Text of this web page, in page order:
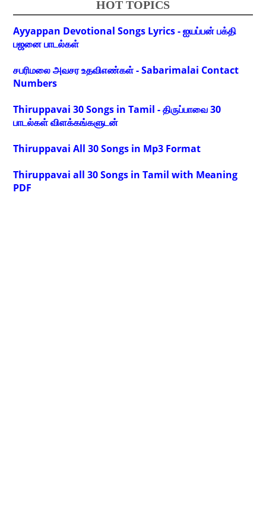
HOT TOPICS
Ayyappan Devotional Songs Lyrics - ஐயப்பன் பக்தி
பஜனை பாடல்கள்
சபரிமலை அவசர உதவிஎண்கள் - Sabarimalai Contact
Numbers
Thiruppavai 30 Songs in Tamil - திருப்பாவை 30
பாடல்கள் விளக்கங்களுடன்
Thiruppavai All 30 Songs in Mp3 Format
Thiruppavai all 30 Songs in Tamil with Meaning
PDF